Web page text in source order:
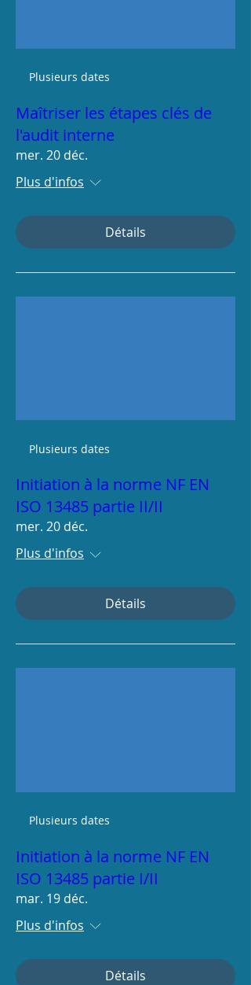
Plusieurs dates
Maîtriser les étapes clés de
l'audit interne​
mer. 20 déc.
Plus d'infos
Détails
Plusieurs dates
Initiation à la norme NF EN
ISO 13485 partie II/II
mer. 20 déc.
Plus d'infos
Détails
Plusieurs dates
Initiation à la norme NF EN
ISO 13485 partie I/II
mar. 19 déc.
Plus d'infos
Détails